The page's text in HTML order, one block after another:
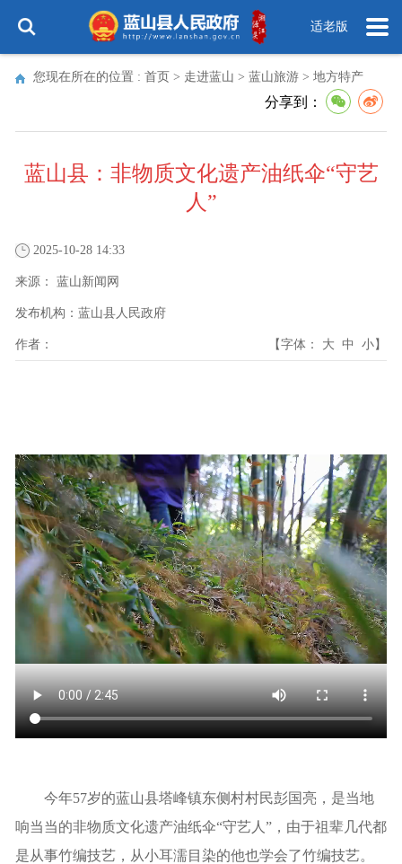
适老版
您现在所在的位置 : 首页 > 走进蓝山 > 蓝山旅游 > 地方特产
分享到：
蓝山县：非物质文化遗产油纸伞“守艺
人”
2025-10-28 14:33
来源： 蓝山新闻网
发布机构： 蓝山县人民政府
作者： 【字体： 大 中 小】
今年57岁的蓝山县塔峰镇东侧村村民彭国亮，是当地
响当当的非物质文化遗产油纸伞“守艺人”，由于祖辈几代都
是从事竹编技艺，从小耳濡目染的他也学会了竹编技艺。